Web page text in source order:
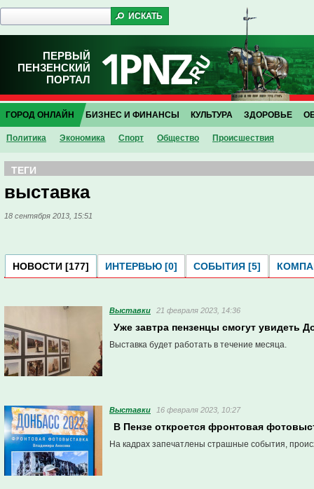
ПЕРВЫЙ
ПЕНЗЕНСКИЙ
ПОРТАЛ
ГОРОД ОНЛАЙН
Политика Экономика Спорт Общество Проиcшествия
БИЗНЕС И ФИНАНСЫ КУЛЬТУРА ЗДОРОВЬЕ
ТЕГИ
выставка
18 сентября 2013, 15:51
НОВОСТИ [177] ИНТЕРВЬЮ [0] СОБЫТИЯ [5]
Выставки 21 февраля 2023, 14:36
Уже завтра пензенцы смогут увидеть
Выставка будет работать в течение месяца.
Выставки 16 февраля 2023, 10:27
В Пензе откроется фронтовая
На кадрах запечатлены страшные события,